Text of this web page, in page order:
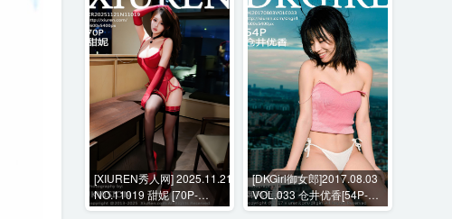
[XIUREN秀人网] 2025.11.21
NO.11019 甜妮 [70P-
892MB]
[DKGirl御女郎]2017.08.03
VOL.033 仓井优香[54P-
219M]